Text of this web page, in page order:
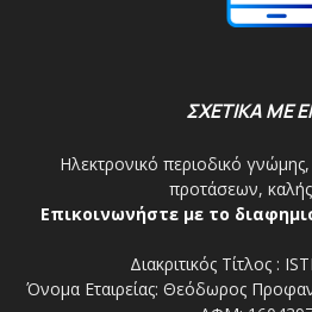
ΣΧΕΤΙΚΑ ΜΕ
Ηλεκτρονικό περιοδικό γνώμης,
προτάσεων,
Επικοινωνήστε με το
Διακριτικός Τίτλος :
Όνομα Εταιρείας: Θεόδωρος